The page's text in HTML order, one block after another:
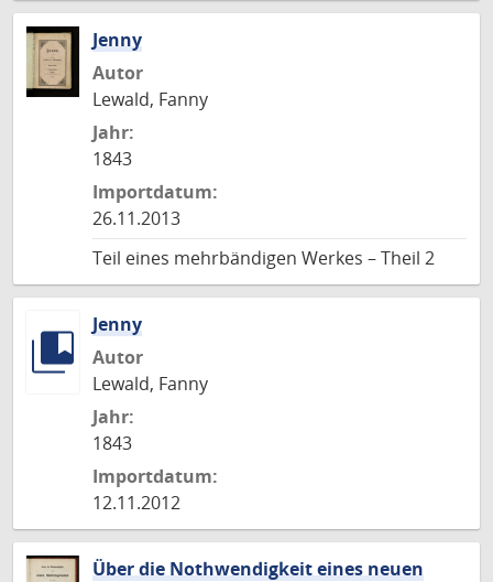
Jenny
Autor
Lewald, Fanny
Jahr:
1843
Importdatum:
26.11.2013
Teil eines mehrbändigen Werkes – Theil 2
Jenny
Autor
Lewald, Fanny
Jahr:
1843
Importdatum:
12.11.2012
Über die Nothwendigkeit eines neuen